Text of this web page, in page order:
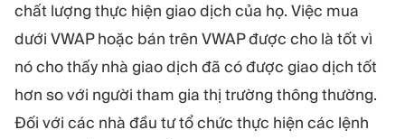
chất lượng thực hiện giao dịch của họ. Việc mua
dưới VWAP hoặc bán trên VWAP được cho là tốt vì
nó cho thấy nhà giao dịch đã có được giao dịch tốt
hơn so với người tham gia thị trường thông thường.
Đối với các nhà đầu tư tổ chức thực hiện các lệnh